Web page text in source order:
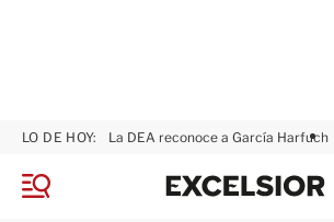
M
LO DE HOY: La DEA reconoce a García Harfuch
x